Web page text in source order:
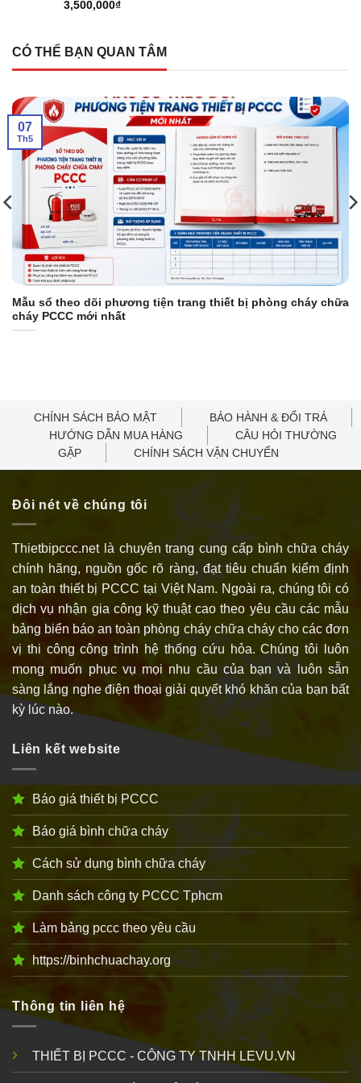
3,500,000₫
CÓ THỂ BẠN QUAN TÂM
Mẫu sổ theo dõi phương tiện trang thiết bị phòng cháy chữa
cháy PCCC mới nhất
07
Th5
CHÍNH SÁCH BẢO MẬT
BẢO HÀNH & ĐỔI TRẢ
HƯỚNG DẪN MUA HÀNG
CÂU HỎI THƯỜNG
GẶP
CHÍNH SÁCH VẬN CHUYỂN
Đôi nét về chúng tôi
Thietbipccc.net là chuyên trang cung cấp bình chữa cháy
chính hãng, nguồn gốc rõ ràng, đạt tiêu chuẩn kiểm định
an toàn thiết bị PCCC tại Việt Nam. Ngoài ra, chúng tôi có
dịch vụ nhận gia công kỹ thuật cao theo yêu cầu các mẫu
bảng biển báo an toàn phòng cháy chữa cháy cho các đơn
vị thi công công trình hệ thống cứu hỏa. Chúng tôi luôn
mong muốn phục vụ mọi nhu cầu của bạn và luôn sẵn
sàng lắng nghe điện thoại giải quyết khó khăn của bạn bất
kỳ lúc nào.
Liên kết website
Báo giá thiết bị PCCC
Báo giá bình chữa cháy
Cách sử dụng bình chữa cháy
Danh sách công ty PCCC Tphcm
Làm bảng pccc theo yêu cầu
https://binhchuachay.org
Thông tin liên hệ
THIẾT BỊ PCCC - CÔNG TY TNHH LEVU.VN